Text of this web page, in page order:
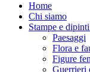
Home
Chi siamo
Stampe e
Paesaggi
Flora e
Figure
Guerrieri